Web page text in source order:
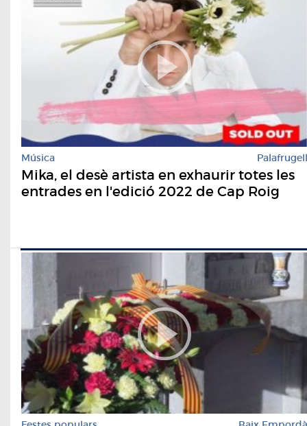
Música Palafrugell
Mika, el desè artista en exhaurir totes les
entrades en l'edició 2022 de Cap Roig